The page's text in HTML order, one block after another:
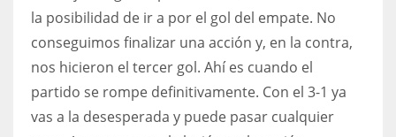
la posibilidad de ir a por el gol del empate. No
conseguimos finalizar una acción y, en la contra,
nos hicieron el tercer gol. Ahí es cuando el
partido se rompe definitivamente. Con el 3-1 ya
vas a la desesperada y puede pasar cualquier